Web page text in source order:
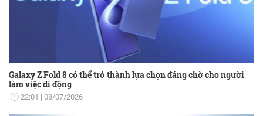
Galaxy Z Fold 8 có thể trở thành lựa chọn đáng chờ cho người
làm việc di động
22:01 08/07/2026